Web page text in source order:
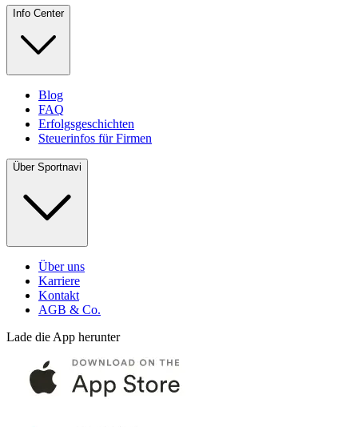
Info Center
Blog
FAQ
Erfolgsgeschichten
Steuerinfos für Firmen
Über Sportnavi
Über uns
Karriere
Kontakt
AGB & Co.
Lade die App herunter